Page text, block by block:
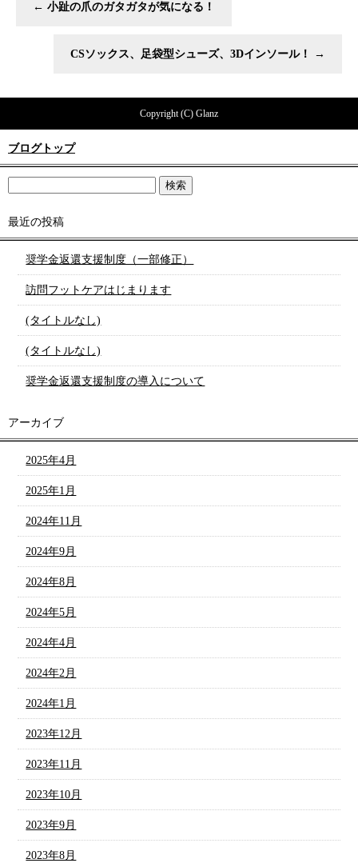
← 小趾の爪のガタガタが気になる！
CSソックス、足袋型シューズ、3Dインソール！ →
Copyright (C) Glanz
ブログトップ
最近の投稿
奨学金返還支援制度（一部修正）
訪問フットケアはじまります
(タイトルなし)
(タイトルなし)
奨学金返還支援制度の導入について
アーカイブ
2025年4月
2025年1月
2024年11月
2024年9月
2024年8月
2024年5月
2024年4月
2024年2月
2024年1月
2023年12月
2023年11月
2023年10月
2023年9月
2023年8月